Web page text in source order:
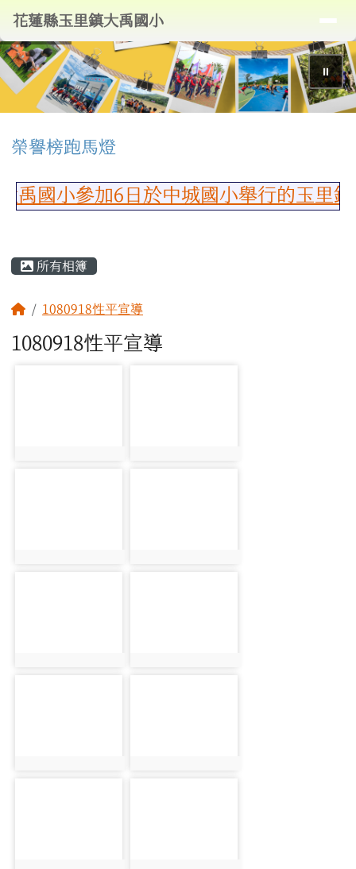
花蓮縣玉里鎮大禹國小
導覽列
花蓮縣玉里鎮大禹國小
⏸
上中區域內容
榮譽榜跑馬燈
國小參加6日於中城國小舉行的玉里鎮
所有相簿
回首頁1080918性平宣導
1080918性平宣導